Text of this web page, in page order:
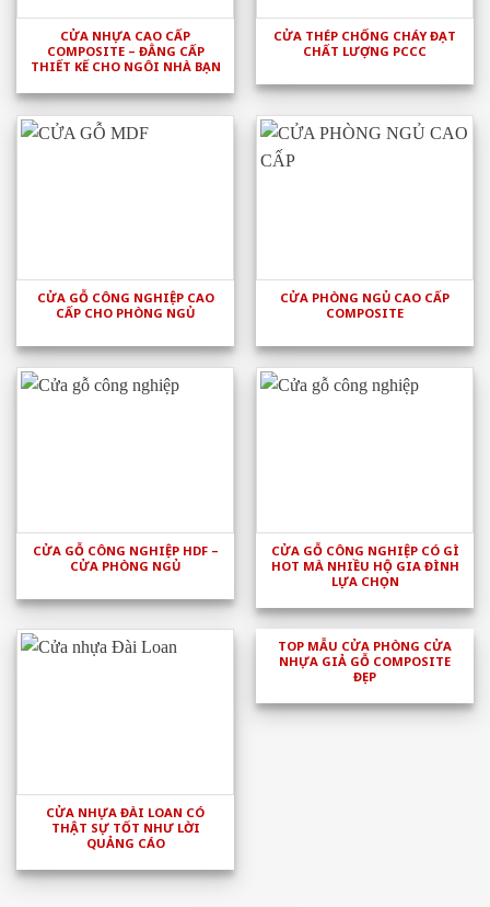
CỬA NHỰA CAO CẤP
COMPOSITE – ĐẲNG CẤP
THIẾT KẾ CHO NGÔI NHÀ BẠN
CỬA THÉP CHỐNG CHÁY ĐẠT
CHẤT LƯỢNG PCCC
CỬA GỖ CÔNG NGHIỆP CAO
CẤP CHO PHÒNG NGỦ
CỬA PHÒNG NGỦ CAO CẤP
COMPOSITE
CỬA GỖ CÔNG NGHIỆP HDF –
CỬA PHÒNG NGỦ
CỬA GỖ CÔNG NGHIỆP CÓ GÌ
HOT MÀ NHIỀU HỘ GIA ĐÌNH
LỰA CHỌN
CỬA NHỰA ĐÀI LOAN CÓ
THẬT SỰ TỐT NHƯ LỜI
QUẢNG CÁO
TOP MẪU CỬA PHÒNG CỬA
NHỰA GIẢ GỖ COMPOSITE
ĐẸP